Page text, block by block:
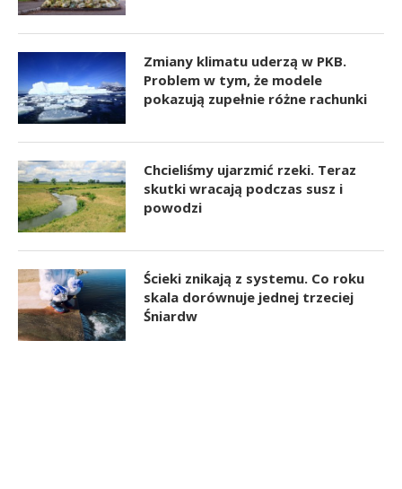
Zmiany klimatu uderzą w PKB.
Problem w tym, że modele
pokazują zupełnie różne rachunki
Chcieliśmy ujarzmić rzeki. Teraz
skutki wracają podczas susz i
powodzi
Ścieki znikają z systemu. Co roku
skala dorównuje jednej trzeciej
Śniardw